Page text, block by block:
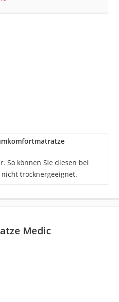
So können Sie diesen bei
trocknergeeignet.
Medic